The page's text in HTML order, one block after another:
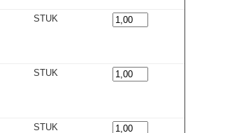
STUK
STUK
STUK